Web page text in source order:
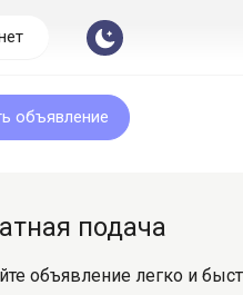
объявление
подача
объявление легко и